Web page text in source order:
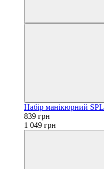
Набір манікюрний SPL
839 грн
1 049 грн